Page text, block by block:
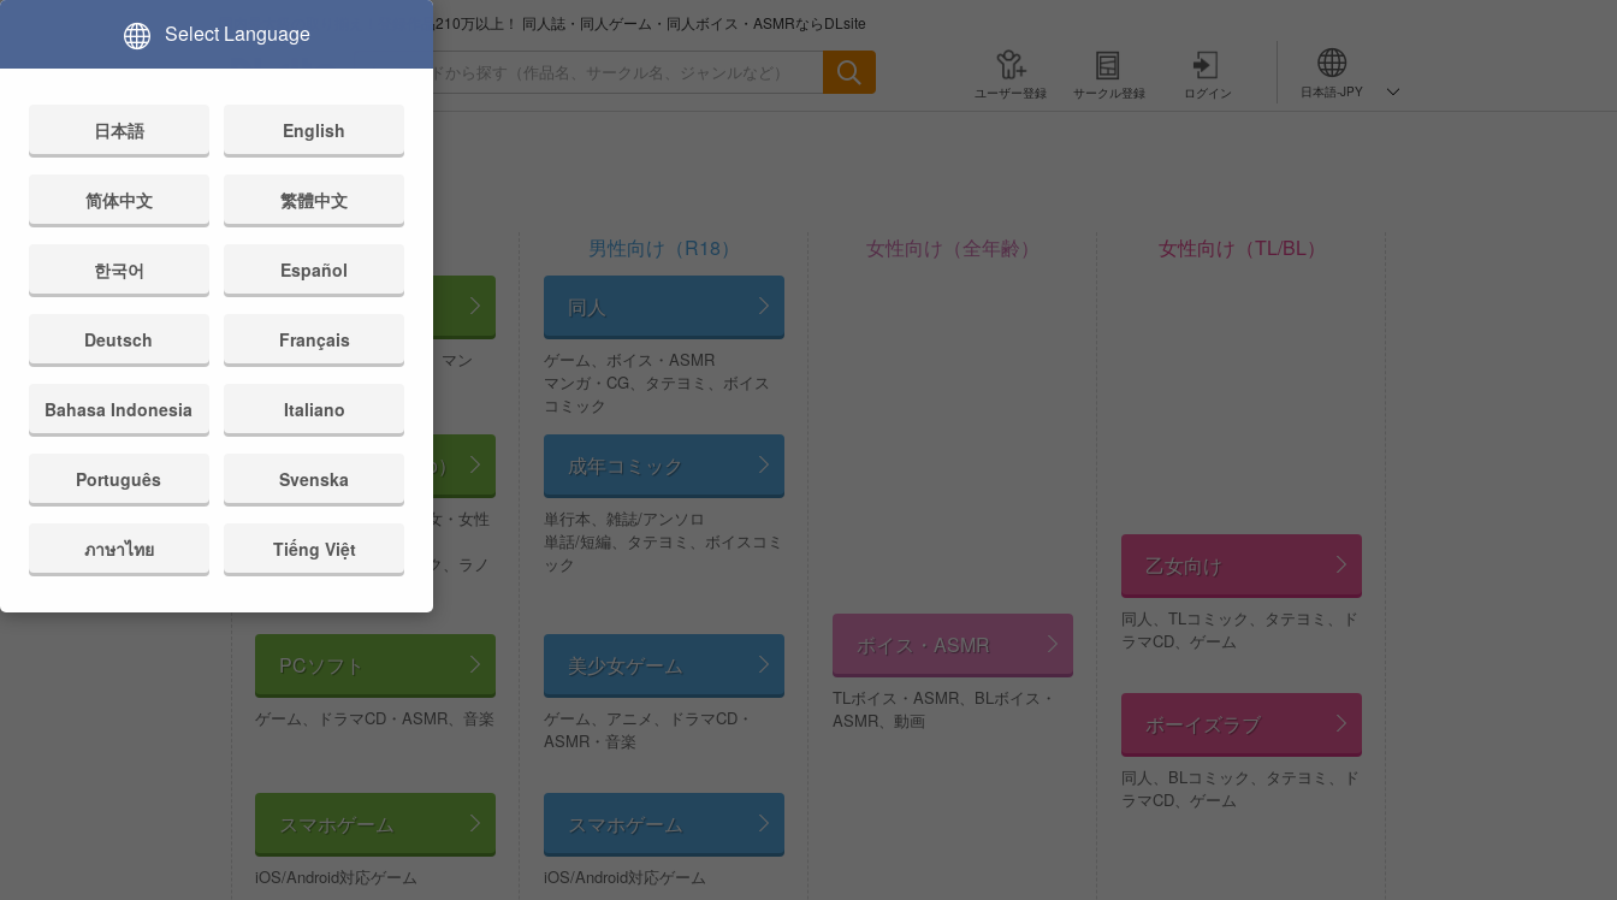
Select Language
日本語 English
简体中文 繁體中文
한국어 Español
Deutsch Français
Bahasa Indonesia Italiano
Português Svenska
ภาษาไทย Tiếng Việt
国内最大級の取り揃え！登録作品210万以上！ 同人誌・同人ゲーム・同人ボイス・ASMRならDLsite
ユーザー登録 サークル登録 ログイン 日本語-JPY
同人
ゲーム、ボイス・ASMR、マン
コミック（comipo）
少年・青年コミック、少女・女性
コミック
タテヨミ、ボイスコミック、ラノ
PCソフト
ゲーム、ドラマCD・ASMR、音楽
スマホゲーム
iOS/Android対応ゲーム
男性向け（R18）
同人
ゲーム、ボイス・ASMR
マンガ・CG、タテヨミ、ボイス
コミック
成年コミック
単行本、雑誌/アンソロ
単話/短編、タテヨミ、ボイスコミ
ック
美少女ゲーム
ゲーム、アニメ、ドラマCD・
ASMR・音楽
スマホゲーム
iOS/Android対応ゲーム
女性向け（全年齢）
ボイス・ASMR
TLボイス・ASMR、BLボイス・
ASMR、動画
女性向け（TL/BL）
乙女向け
同人、TLコミック、タテヨミ、ド
ラマCD、ゲーム
ボーイズラブ
同人、BLコミック、タテヨミ、ド
ラマCD、ゲーム